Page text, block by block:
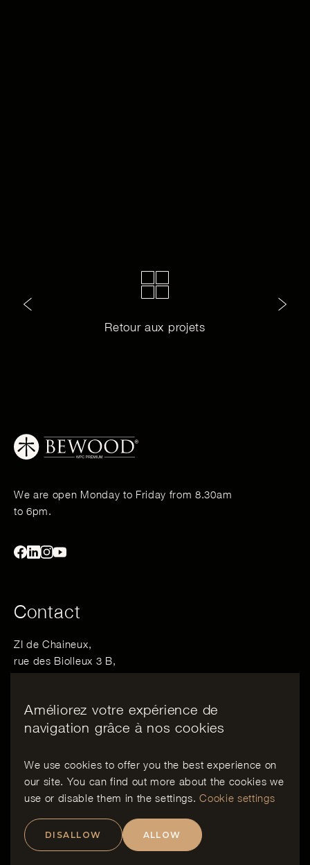
Retour aux projets
We are open Monday to Friday from 8.30am
to 6pm.
Contact
ZI de Chaineux,
rue des Biolleux 3 B,
4800 Verviers, Belgique
Email :info@bewood.be
EN
Copyright Charte Vie Privée Politique de cookies
Améliorez votre expérience de
navigation grâce à nos cookies
We use cookies to offer you the best experience on
our site. You can find out more about the cookies we
use or disable them in thesettings.Cookie settings
DISALLOW ALLOW